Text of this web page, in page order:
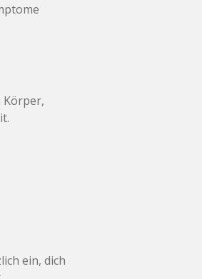
Körper,
ein, dich